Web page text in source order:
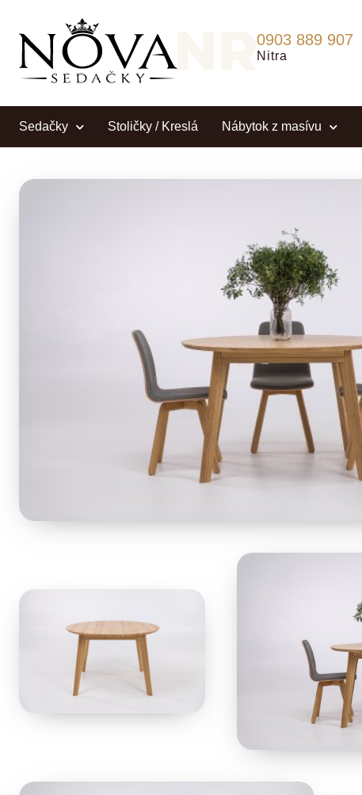
0903 889 907
Nitra
Sedačky Stoličky / Kreslá Nábytok z masívu